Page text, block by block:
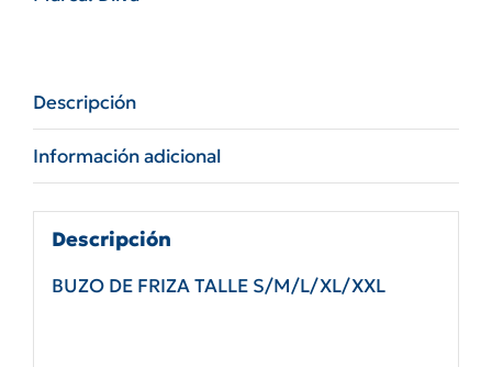
Descripción
Información adicional
Descripción
BUZO DE FRIZA TALLE S/M/L/XL/XXL